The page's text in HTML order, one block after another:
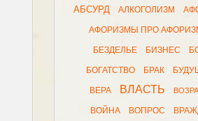
АБСУРД АЛКОГОЛИЗМ
АФОРИЗМЫ ПРО
БЕЗДЕЛЬЕ БИЗНЕС
БОГАТСТВО БРАК
ВЕРА ВЛАСТЬ
ВОЙНА ВОПРОС